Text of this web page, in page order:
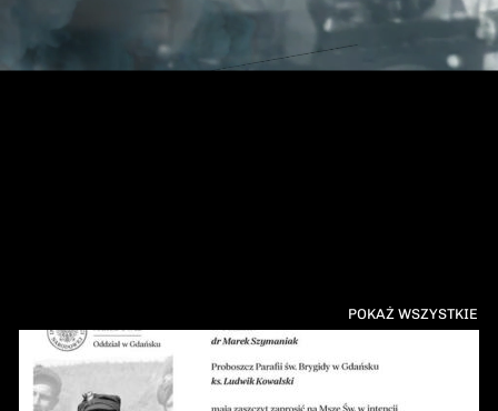
POKAŻ WSZYSTKIE